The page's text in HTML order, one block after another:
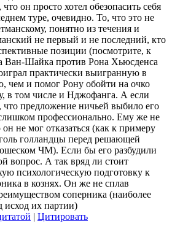
он просто хотел обезопасить себя
туре, очевидно. То, что это не
понятно из течения и
не первый и не последний, кто
ные позиции (посмотрите, к
Ван-Шайка против Рона Хьюсденса
практически выигранную в
чем и помог Рону обойти на очко
в том числе и Нджофанга. А если
что предложение ничьей выбило его
профессионально. Ему же не
не мог отказаться (как к примеру
голландцы перед решающей
ЧМ). Если бы его разбудили
вопрос. А так вряд ли стоит
психологическую подготовку к
в кознях. Он же не сплав
соперника (наиболее
исход их партии)
| Цитировать